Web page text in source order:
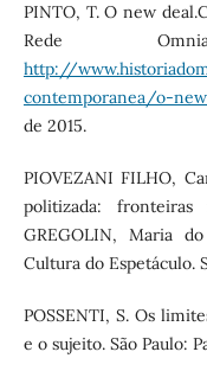
PINTO, T. O new
Rede
http://
contemporanea/o-
de 2015.
PIOVEZANI FILHO,
politizada: fronteiras
GREGOLIN, Maria
Cultura do Espetáculo.
POSSENTI, S. Os
e o sujeito. São Paulo: